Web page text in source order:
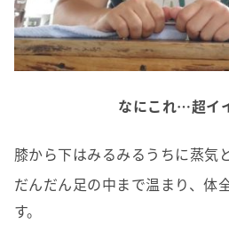
なにこれ…超イ
膝から下はみるみるうちに蒸気
だんだん足の中まで温まり、体
す。